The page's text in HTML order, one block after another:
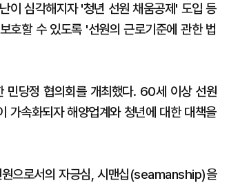
이 심각해지자 '청년 선원 채움공제' 도입 등
호할 수 있도록 '선원의 근로기준에 관한 법
민당정 협의회를 개최했다. 60세 이상 선원
속화되자 해양업계와 청년에 대한 대책을
원으로서의 자긍심, 시맨십(seamanship)을